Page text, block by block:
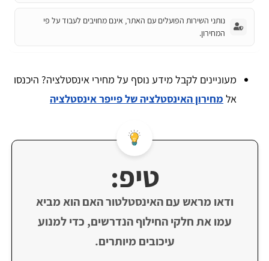
נותני השירות הפועלים עם האתר, אינם מחויבים לעבוד על פי
המחירון.
מעוניינים לקבל מידע נוסף על מחירי אינסטלציה? היכנסו
אל מחירון האינסטלציה של פייפר אינסטלציה
טיפ:
ודאו מראש עם האינסטלטור האם הוא מביא
עמו את חלקי החילוף הנדרשים, כדי למנוע
עיכובים מיותרים.